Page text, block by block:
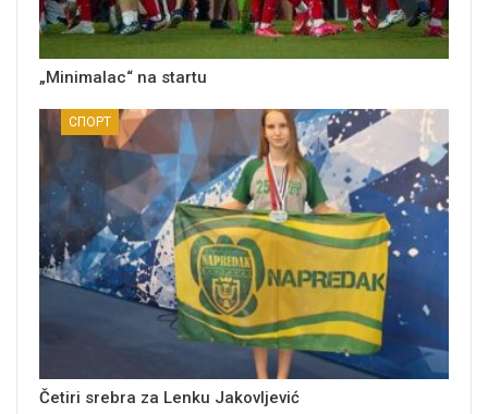
„Minimalac“ na startu
СПОРТ
Četiri srebra za Lenku Jakovljević